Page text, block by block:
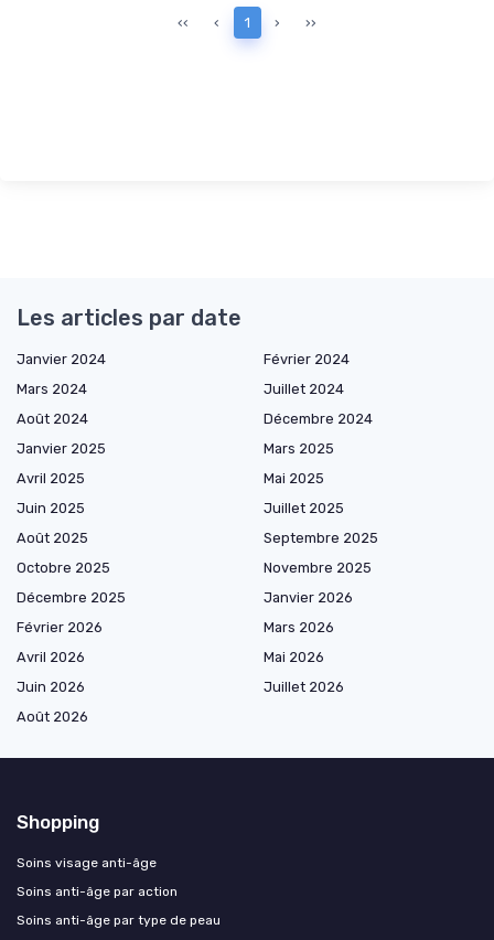
‹‹ ‹ 1 › ››
Les articles par date
Janvier 2024
Février 2024
Mars 2024
Juillet 2024
Août 2024
Décembre 2024
Janvier 2025
Mars 2025
Avril 2025
Mai 2025
Juin 2025
Juillet 2025
Août 2025
Septembre 2025
Octobre 2025
Novembre 2025
Décembre 2025
Janvier 2026
Février 2026
Mars 2026
Avril 2026
Mai 2026
Juin 2026
Juillet 2026
Août 2026
Shopping
Soins visage anti-âge
Soins anti-âge par action
Soins anti-âge par type de peau